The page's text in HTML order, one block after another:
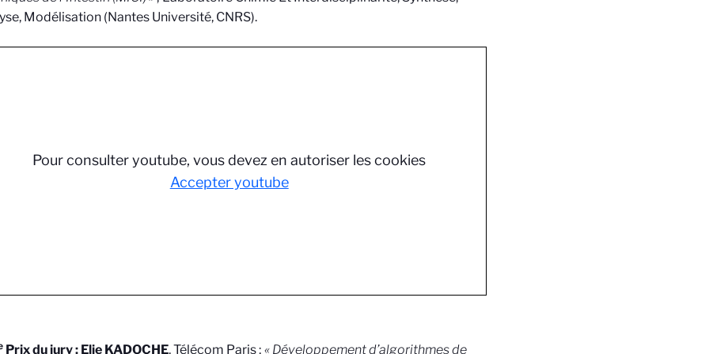
Modélisation (Nantes Université, CNRS).
Pour consulter youtube, vous devez en autoriser les cookies
Accepter youtube
Prix du jury : Elie KADOCHE, Télécom Paris ; « Développement d’algorithmes de